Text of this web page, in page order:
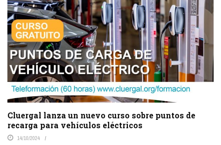
Cluergal lanza un nuevo curso sobre puntos de
recarga para vehículos eléctricos
14/10/2024